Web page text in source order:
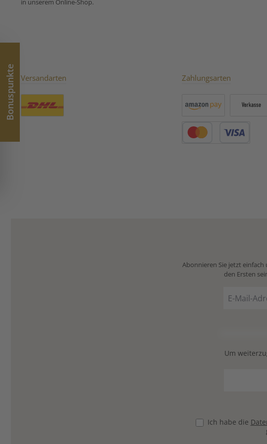
in unserem Online-Shop.
Versandarten Zahlungsarten
Abonnieren Sie jetzt
den Ersten
Mail-
Um
Ich habe die
Bonuspunkte